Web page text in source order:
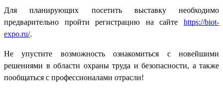
Для планирующих посетить выставку необходимо
предварительно пройти регистрацию на сайте https://biot-
expo.ru/.
Не упустите возможность ознакомиться с новейшими
решениями в области охраны труда и безопасности, а также
пообщаться с профессионалами отрасли!